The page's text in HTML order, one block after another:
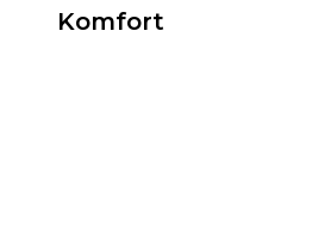
Komfort